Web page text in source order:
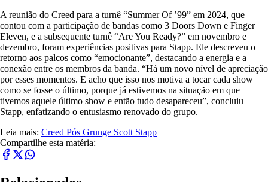
A reunião do Creed para a turnê “Summer Of ’99” em 2024, que
contou com a participação de bandas como 3 Doors Down e Finger
Eleven, e a subsequente turnê “Are You Ready?” em novembro e
dezembro, foram experiências positivas para Stapp. Ele descreveu o
retorno aos palcos como “emocionante”, destacando a energia e a
conexão entre os membros da banda. “Há um novo nível de apreciação
por esses momentos. E acho que isso nos motiva a tocar cada show
como se fosse o último, porque já estivemos na situação em que
tivemos aquele último show e então tudo desapareceu”, concluiu
Stapp, enfatizando o entusiasmo renovado do grupo.
Leia mais: Creed Pós Grunge Scott Stapp
Compartilhe esta matéria: